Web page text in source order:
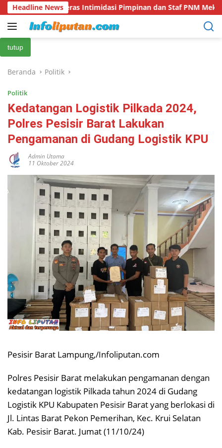
Langsung
ke
konten
Headline News
Keras Intimidasi Pimpinan dan Staf PNM Mekaar Kalirejo
tutup
Beranda Politik
Politik
Kedatangan Logistik Pilkada 2024,
Polres Pesisir Barat Lakukan
Pengamanan di Gudang Logistik KPU
Admin Utama
11 Oktober 2024
Pesisir Barat Lampung,/Infoliputan.com
Polres Pesisir Barat melakukan pengamanan dengan
kedatangan logistik Pilkada tahun 2024 di Gudang
Logistik KPU Kabupaten Pesisir Barat yang berlokasi di
Jl. Lintas Barat Pekon Pemerihan, Kec. Krui Selatan
Kab. Pesisir Barat. Jumat (11/10/24)